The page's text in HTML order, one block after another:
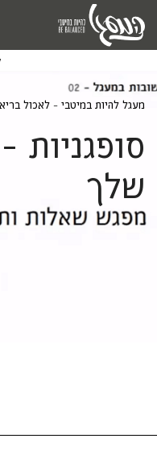
מעגל להיות במיטבי - לאכול
סופגניות
שלך